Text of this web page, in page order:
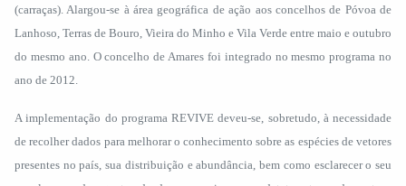
(carraças). Alargou-se à área geográfica de ação aos concelhos de Póvoa de
Lanhoso, Terras de Bouro, Vieira do Minho e Vila Verde entre maio e outubro
do mesmo ano. O concelho de Amares foi integrado no mesmo programa no
ano de 2012.
A implementação do programa REVIVE deveu-se, sobretudo, à necessidade
de recolher dados para melhorar o conhecimento sobre as espécies de vetores
presentes no país, sua distribuição e abundância, bem como esclarecer o seu